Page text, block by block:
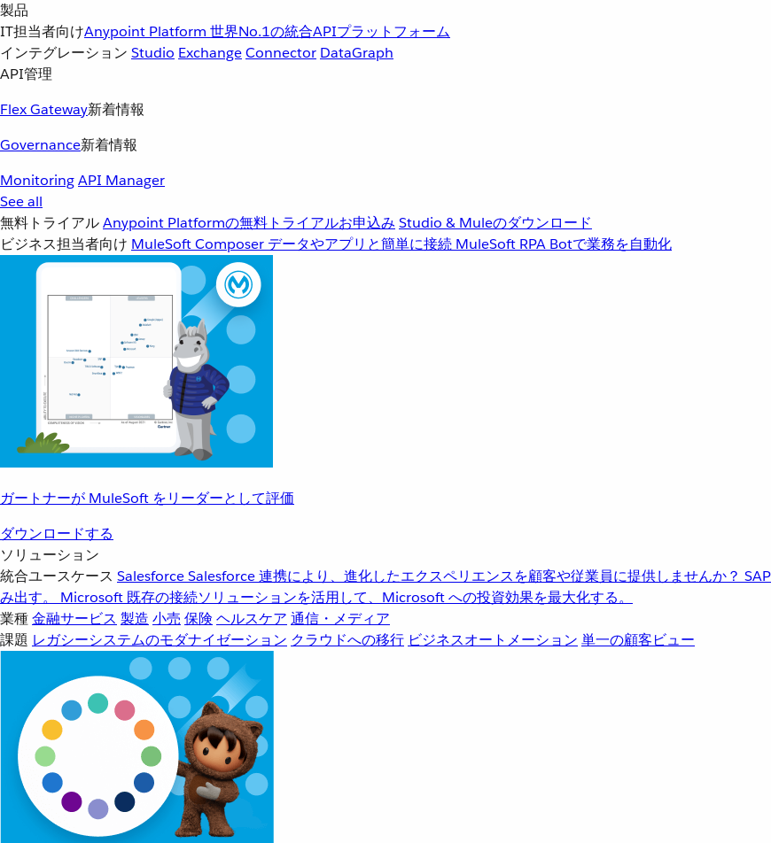
製品
IT担当者向けAnypoint Platform 世界No.1の統合APIプラットフォーム
インテグレーション Studio ExchangeConnector DataGraph
API管理
Flex Gateway新着情報
Governance新着情報
MonitoringAPI Manager
See all
無料トライアルAnypoint Platformの無料トライアルお申込み Studio & Muleのダウンロード
ビジネス担当者向け MuleSoft Composer データやアプリと簡単に接続 MuleSoft RPA Botで業務を自動化
ガートナーが MuleSoft をリーダーとして評価
ダウンロードする
ソリューション
統合ユースケース SalesforceSalesforce 連携により、進化したエクスペリエンスを顧客や従業員に提供しませんか？ SAP
み出す。
Microsoft 既存の接続ソリューションを活用して、Microsoft への投資効果を最大化する。
業種金融サービス 製造 小売 保険 ヘルスケア 通信・メディア
課題 レガシーシステムのモダナイゼーション クラウドへの移行 ビジネスオートメーション 単一の顧客ビュー